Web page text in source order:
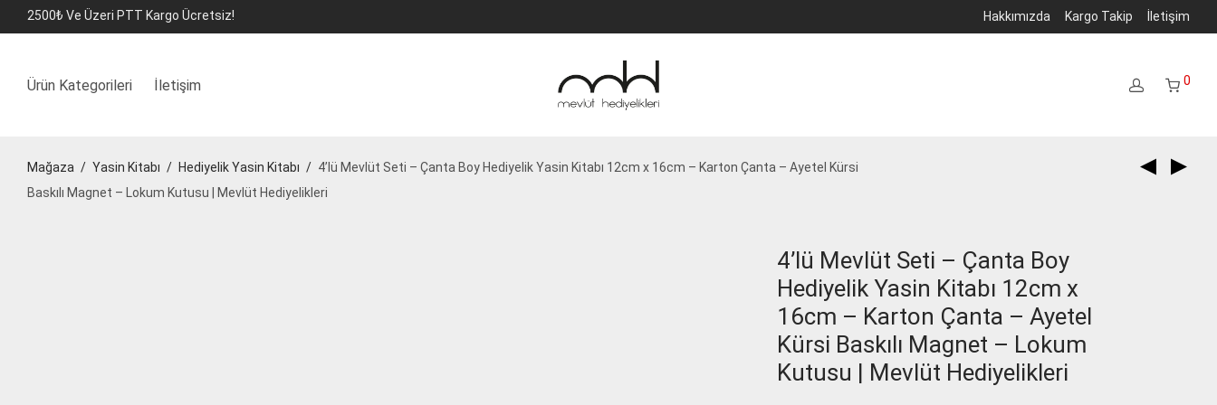
2500₺ Ve Üzeri PTT Kargo Ücretsiz! Hakkımızda Kargo Takip İletişim
Ürün Kategorileri İletişim 0
Mağaza / Yasin Kitabı / Hediyelik Yasin Kitabı / 4’lü Mevlüt Seti – Çanta Boy Hediyelik Yasin Kitabı 12cm x 16cm – Karton Çanta – Ayetel Kürsi
Baskılı Magnet – Lokum Kutusu | Mevlüt Hediyelikleri
4’lü Mevlüt Seti – Çanta Boy
Hediyelik Yasin Kitabı 12cm x
16cm – Karton Çanta – Ayetel
Kürsi Baskılı Magnet – Lokum
Kutusu | Mevlüt Hediyelikleri